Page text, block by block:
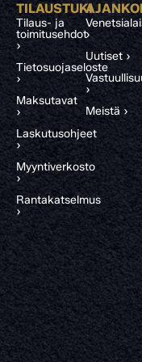
TILAUSTUKI
Tilaus- ja
toimitusehdot
›
Tietosuojaseloste
›
Maksutavat
›
Laskutusohjeet
›
Myyntiverkosto
›
Rantakatselmus
›
›
Uutiset ›
›
Meistä ›